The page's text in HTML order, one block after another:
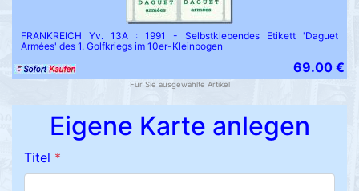
FRANKREICH Yv. 13A : 1991 - Selbstklebendes Etikett 'Daguet
Armées' des 1. Golfkriegs im 10er-Kleinbogen
69.00 €
Für Sie ausgewählte Artikel
Eigene Karte anlegen
Titel *